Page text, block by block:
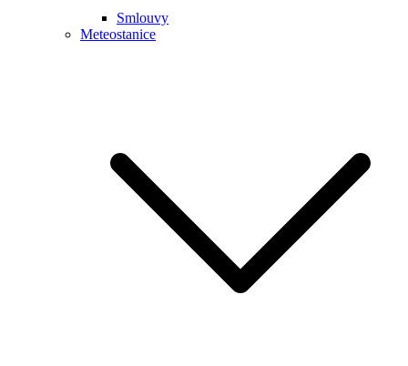
Smlouvy
Meteostanice